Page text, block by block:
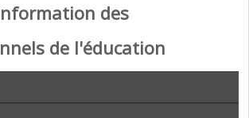
des
de l'éducation